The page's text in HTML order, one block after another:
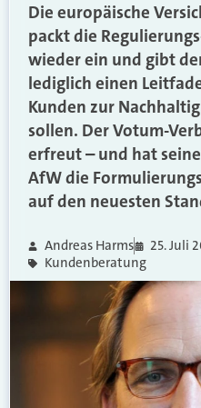
Die europäische
packt die
wieder ein und gibt
lediglich einen
Kunden zur
sollen. Der Votum-
erfreut – und hat
AfW die
auf den neuesten
Andreas Harms 25. Juli
Kundenberatung